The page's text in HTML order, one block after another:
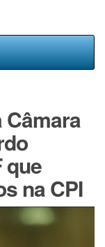
Câmara
que
na CPI